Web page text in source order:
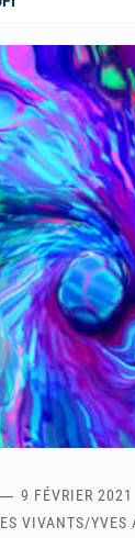
9 FÉVRIER 2021
VIVANTS/YVES